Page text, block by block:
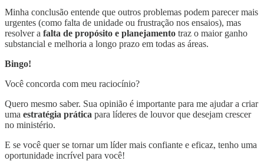
Minha conclusão entende que outros problemas podem parecer mais
urgentes (como falta de unidade ou frustração nos ensaios), mas
resolver a falta de propósito e planejamento traz o maior ganho
substancial e melhoria a longo prazo em todas as áreas.
Bingo!
Você concorda com meu raciocínio?
Quero mesmo saber. Sua opinião é importante para me ajudar a criar
uma estratégia prática para líderes de louvor que desejam crescer
no ministério.
E se você quer se tornar um líder mais confiante e eficaz, tenho uma
oportunidade incrível para você!